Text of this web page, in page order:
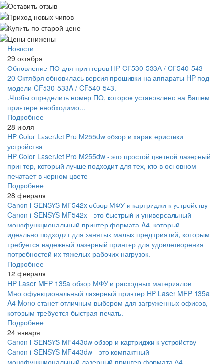
Новости
29 октября
Обновление ПО для принтеров HP CF530-533A / CF540-543
20 Октября обновилась версия прошивки на аппараты HP под
модели CF530-533A / CF540-543.
.Чтобы определить номер ПО, которое установлено на Вашем
принтере необходимо...
Подробнее
28 июля
HP Color LaserJet Pro M255dw обзор и характеристики
устройства
HP Color LaserJet Pro M255dw - это простой цветной лазерный
принтер, который лучше подходит для тех, кто в основном
печатает в черном цвете
Подробнее
28 февраля
Canon i-SENSYS MF542x обзор МФУ и картриджи к устройству
Canon i-SENSYS MF542x - это быстрый и универсальный
монофункциональный принтер формата A4, который
идеально подходит для занятых малых предприятий, которым
требуется надежный лазерный принтер для удовлетворения
потребностей их тяжелых рабочих нагрузок.
Подробнее
12 февраля
HP Laser MFP 135a обзор МФУ и расходных материалов
Многофункциональный лазерный принтер HP Laser MFP 135a
A4 Mono станет отличным выбором для загруженных офисов,
которым требуется быстрая печать.
Подробнее
24 января
Canon i-SENSYS MF443dw обзор и картриджи к устройству
Canon i-SENSYS MF443dw - это компактный
монофункциональный лазерный принтер формата А4,